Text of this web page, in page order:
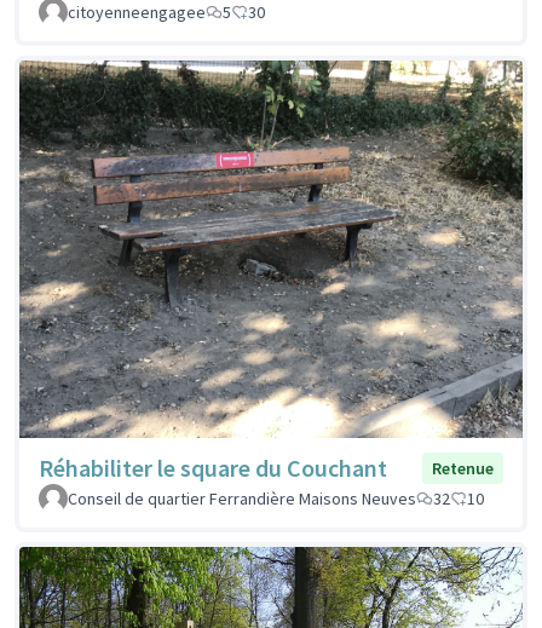
citoyenneengagee 5 30
Réhabiliter le square du Couchant
Retenue
Conseil de quartier Ferrandière Maisons Neuves
32 10